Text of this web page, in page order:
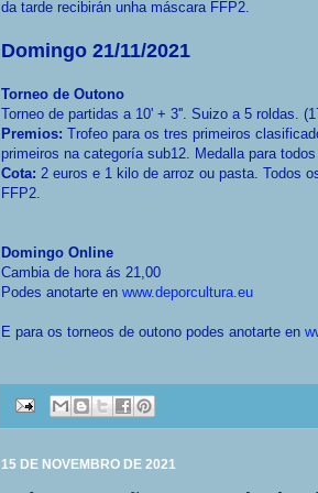
da tarde recibirán unha máscara FFP2.
Domingo 21/11/2021
Torneo de Outono
Torneo de partidas a 10' + 3''. Suizo a 5 roldas.
Premios: Trofeo para os tres primeiros
primeiros na categoría sub12. Medalla para
Cota: 2 euros e 1 kilo de arroz ou pasta. Todos
FFP2.
Domingo Online
Cambia de hora ás 21,00
Podes anotarte en www.deporcultura.eu
E para os torneos de outono podes anotarte en
15 DE NOVEMBRO DE 2021